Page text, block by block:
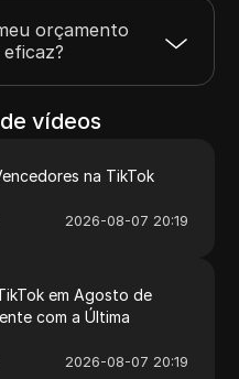
orçamento
vídeos
na TikTok
2026-08-07 20:19
em Agosto de
com a Última
2026-08-07 20:19